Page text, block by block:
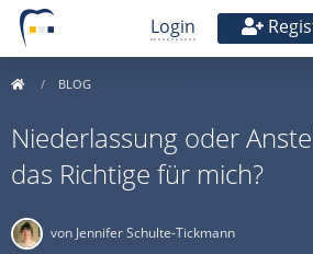
Login
BLOG
Niederlassung oder
das Richtige für mich?
von Jennifer Schulte-Tickmann